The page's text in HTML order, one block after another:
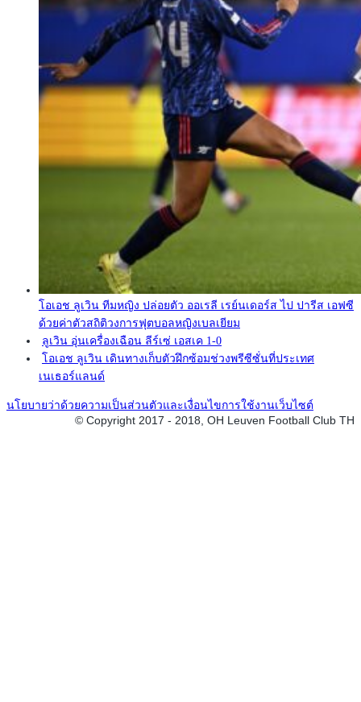
โอเอช ลูเวิน ทีมหญิง ปล่อยตัว ออเรลี เรย์นเดอร์ส ไป ปารีส เอฟซี
ด้วยค่าตัวสถิติวงการฟุตบอลหญิงเบลเยียม
ลูเวิน อุ่นเครื่องเฉือน ลีร์เซ่ เอสเค 1-0
โอเอช ลูเวิน เดินทางเก็บตัวฝึกซ้อมช่วงพรีซีซั่นที่ประเทศ
เนเธอร์แลนด์
นโยบายว่าด้วยความเป็นส่วนตัวและเงื่อนไขการใช้งานเว็บไซต์
© Copyright 2017 - 2018, OH Leuven Football Club TH